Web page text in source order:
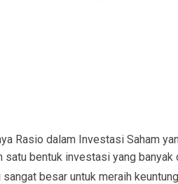
Rasio dalam Investasi Saham
satu bentuk investasi yang
besar untuk meraih